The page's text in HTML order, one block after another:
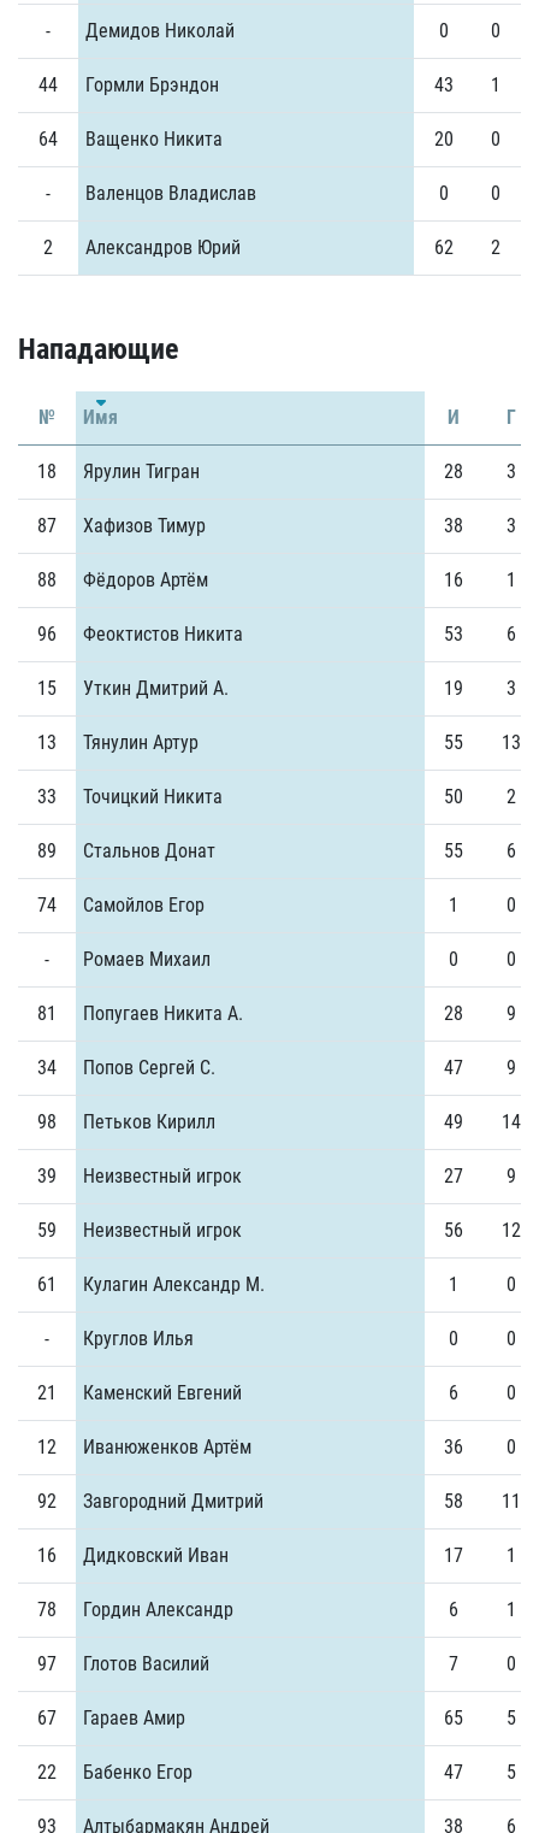
- Демидов Николай 0 0
44 Гормли Брэндон 43 1
64 Ващенко Никита 20 0
- Валенцов Владислав 0 0
2 Александров Юрий 62 2
Нападающие
№ Имя И Г
18 Ярулин Тигран 28 3
87 Хафизов Тимур 38 3
88 Фёдоров Артём 16 1
96 Феоктистов Никита 53 6
15 Уткин Дмитрий А. 19 3
13 Тянулин Артур 55 13
33 Точицкий Никита 50 2
89 Стальнов Донат 55 6
74 Самойлов Егор 1 0
- Ромаев Михаил 0 0
81 Попугаев Никита А. 28 9
34 Попов Сергей С. 47 9
98 Петьков Кирилл 49 14
39 Неизвестный игрок 27 9
59 Неизвестный игрок 56 12
61 Кулагин Александр М. 1 0
- Круглов Илья 0 0
21 Каменский Евгений 6 0
12 Иванюженков Артём 36 0
92 Завгородний Дмитрий 58 11
16 Дидковский Иван 17 1
78 Гордин Александр 6 1
97 Глотов Василий 7 0
67 Гараев Амир 65 5
22 Бабенко Егор 47 5
93 Алтыбармакян Андрей 38 6